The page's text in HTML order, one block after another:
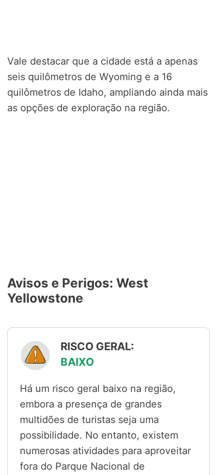
Vale destacar que a cidade está a apenas
seis quilômetros de Wyoming e a 16
quilômetros de Idaho, ampliando ainda mais
as opções de exploração na região.
Avisos e Perigos: West
Yellowstone
RISCO GERAL:
BAIXO
Há um risco geral baixo na região,
embora a presença de grandes
multidões de turistas seja uma
possibilidade. No entanto, existem
numerosas atividades para aproveitar
fora do Parque Nacional de